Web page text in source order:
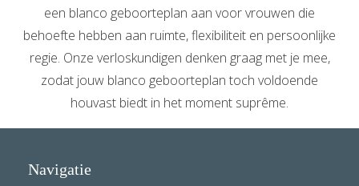
een blanco geboorteplan aan voor vrouwen die
behoefte hebben aan ruimte, flexibiliteit en persoonlijke
regie. Onze verloskundigen denken graag met je mee,
zodat jouw blanco geboorteplan toch voldoende
houvast biedt in het moment suprême.
Navigatie